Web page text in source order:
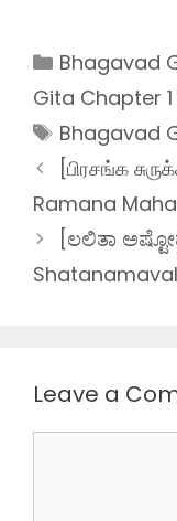
Categories
Bhagavad
Gita Chapter
Tags
Bhagavad
[பிரசங்க
Ramana
[ಲಲಿತಾ
Leave a